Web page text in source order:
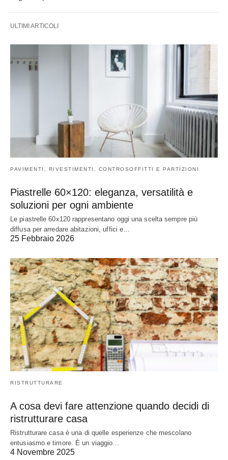
ULTIMI ARTICOLI
PAVIMENTI, RIVESTIMENTI, CONTROSOFFITTI E PARTIZIONI
Piastrelle 60×120: eleganza, versatilità e
soluzioni per ogni ambiente
Le piastrelle 60x120 rappresentano oggi una scelta sempre più
diffusa per arredare abitazioni, uffici e…
25 Febbraio 2026
RISTRUTTURARE
A cosa devi fare attenzione quando decidi di
ristrutturare casa
Ristrutturare casa è una di quelle esperienze che mescolano
entusiasmo e timore. È un viaggio…
4 Novembre 2025